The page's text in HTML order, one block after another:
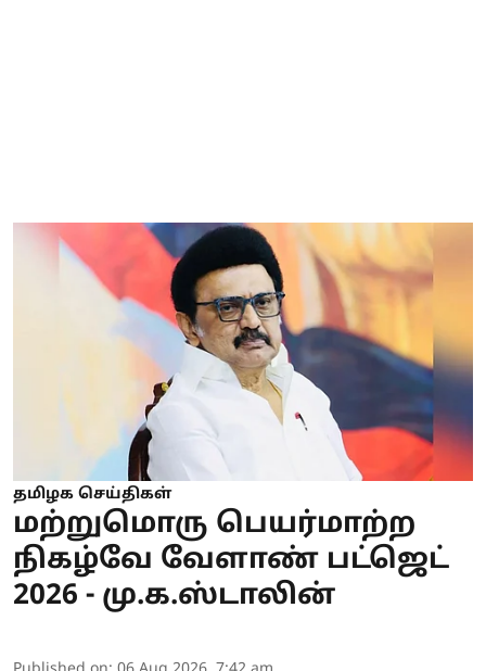
தமிழக செய்திகள்
மற்றுமொரு பெயர்மாற்ற
நிகழ்வே வேளாண் பட்ஜெட்
2026 - மு.க.ஸ்டாலின்